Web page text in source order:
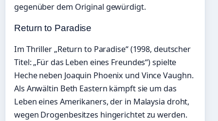
gegenüber dem Original gewürdigt.
Return to Paradise
Im Thriller „Return to Paradise“ (1998, deutscher
Titel: „Für das Leben eines Freundes“) spielte
Heche neben Joaquin Phoenix und Vince Vaughn.
Als Anwältin Beth Eastern kämpft sie um das
Leben eines Amerikaners, der in Malaysia droht,
wegen Drogenbesitzes hingerichtet zu werden.